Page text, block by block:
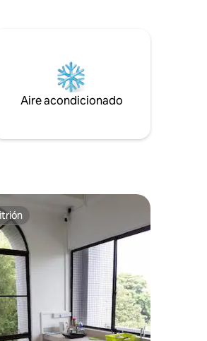
Aire acondicionado
de 5, 22 reseñas